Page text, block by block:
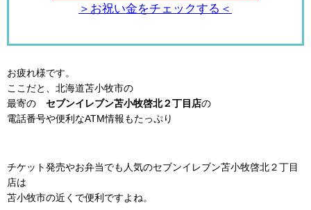
＞お祝い金をチェックする＜
お疲れ様です。
ここだと、北海道苫小牧市の
最寄の セブンイレブン苫小牧啓北２丁目店の
電話番号や便利なATM情報もたっぷり
チケット発売やお弁当でも人気のセブンイレブン苫小牧啓北２丁目
店は
苫小牧市の近くで便利ですよね。